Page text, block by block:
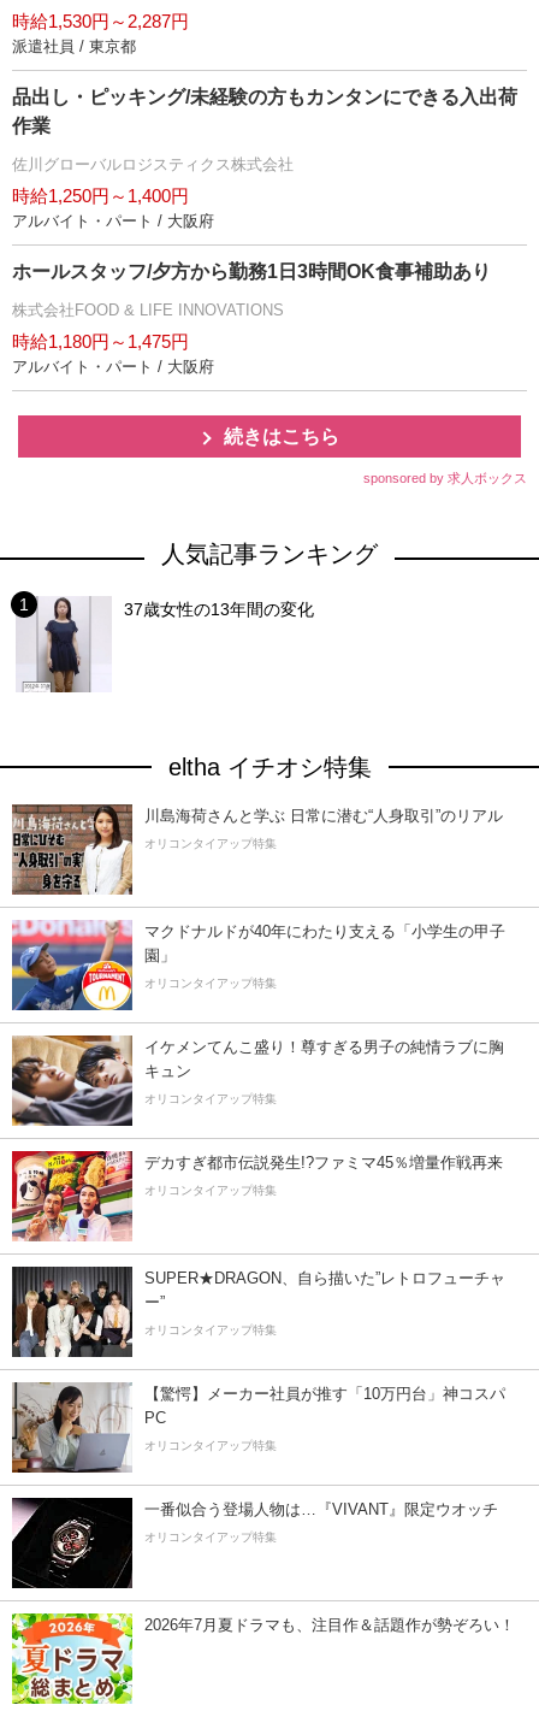
時給1,530円～2,287円
派遣社員 / 東京都
品出し・ピッキング/未経験の方もカンタンにできる入出荷
作業
佐川グローバルロジスティクス株式会社
時給1,250円～1,400円
アルバイト・パート / 大阪府
ホールスタッフ/夕方から勤務1日3時間OK食事補助あり
株式会社FOOD & LIFE INNOVATIONS
時給1,180円～1,475円
アルバイト・パート / 大阪府
続きはこちら
sponsored by 求人ボックス
人気記事ランキング
37歳女性の13年間の変化
eltha イチオシ特集
川島海荷さんと学ぶ 日常に潜む“人身取引”のリアル
オリコンタイアップ特集
マクドナルドが40年にわたり支える「小学生の甲子
園」
オリコンタイアップ特集
イケメンてんこ盛り！尊すぎる男子の純情ラブに胸
キュン
オリコンタイアップ特集
デカすぎ都市伝説発生!?ファミマ45％増量作戦再来
オリコンタイアップ特集
SUPER★DRAGON、自ら描いた”レトロフューチャ
ー”
オリコンタイアップ特集
【驚愕】メーカー社員が推す「10万円台」神コスパ
PC
オリコンタイアップ特集
一番似合う登場人物は…『VIVANT』限定ウオッチ
オリコンタイアップ特集
2026年7月夏ドラマも、注目作＆話題作が勢ぞろい！